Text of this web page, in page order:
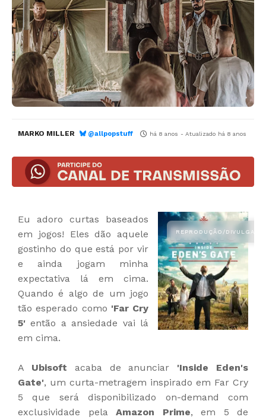
MARKO MILLER @allpopstuff há 8 anos - Atualizado há 8 anos
Eu adoro curtas baseados
em jogos! Eles dão aquele
gostinho do que está por vir
e ainda jogam minha
expectativa lá em cima.
Quando é algo de um jogo
tão esperado como 'Far Cry
5' então a ansiedade vai lá
em cima.
A Ubisoft acaba de anunciar 'Inside Eden's
Gate', um curta-metragem inspirado em Far Cry
5 que será disponibilizado on-demand com
exclusividade pela Amazon Prime, em 5 de